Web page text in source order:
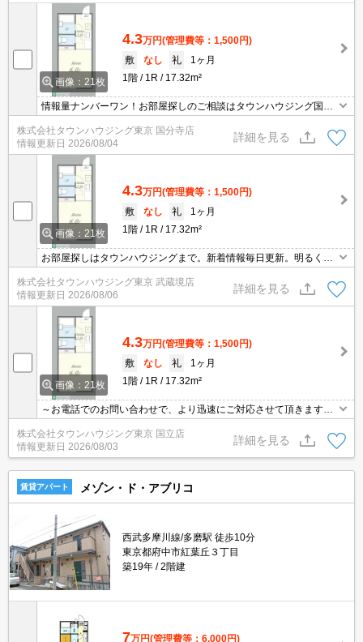
画像：21枚
4.3万円(管理費等：1,500円)
敷
なし 礼
1ヶ月
1階
1R 17.32m²
情報量ナンバーワン！お部屋探しのご相談はタウンハウジング国分
株式会社タウンハウジング東京 国分寺店
情報更新日 2026/08/04
詳細を見る
画像：21枚
4.3万円(管理費等：1,500円)
敷
なし 礼
1ヶ月
1階
1R 17.32m²
お部屋探しはタウンハウジングまで。新着情報毎日更新。明るく元
株式会社タウンハウジング東京 武蔵境店
情報更新日 2026/08/06
詳細を見る
画像：21枚
4.3万円(管理費等：1,500円)
敷
なし 礼
1ヶ月
1階
1R 17.32m²
～お電話でのお問い合わせで、より迅速にご対応させて頂きます～
株式会社タウンハウジング東京 国立店
情報更新日 2026/08/03
詳細を見る
賃貸アパート メゾン・ド・アブリコ
西武多摩川線/多磨駅 徒歩10分
東京都府中市紅葉丘３丁目
築19年
2階建
7万円(管理費等：6,000円)